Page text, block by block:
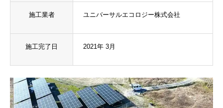
施工業者 ユニバーサルエコロジー株式会社
施工完了日 2021年 3月